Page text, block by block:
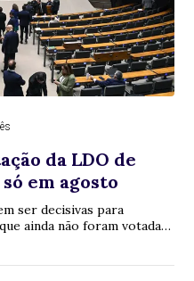
da LDO de
em agosto
ser decisivas para
ainda não foram votadas